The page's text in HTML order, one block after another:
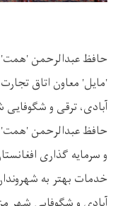
حافظ عبدالرحمن 'همت'
'مایل' معاون اتاق
آبادی، ترقی و
‏حافظ عبدالرحمن 'همت'
و سرمایه گذاری
خدمات بهتر به